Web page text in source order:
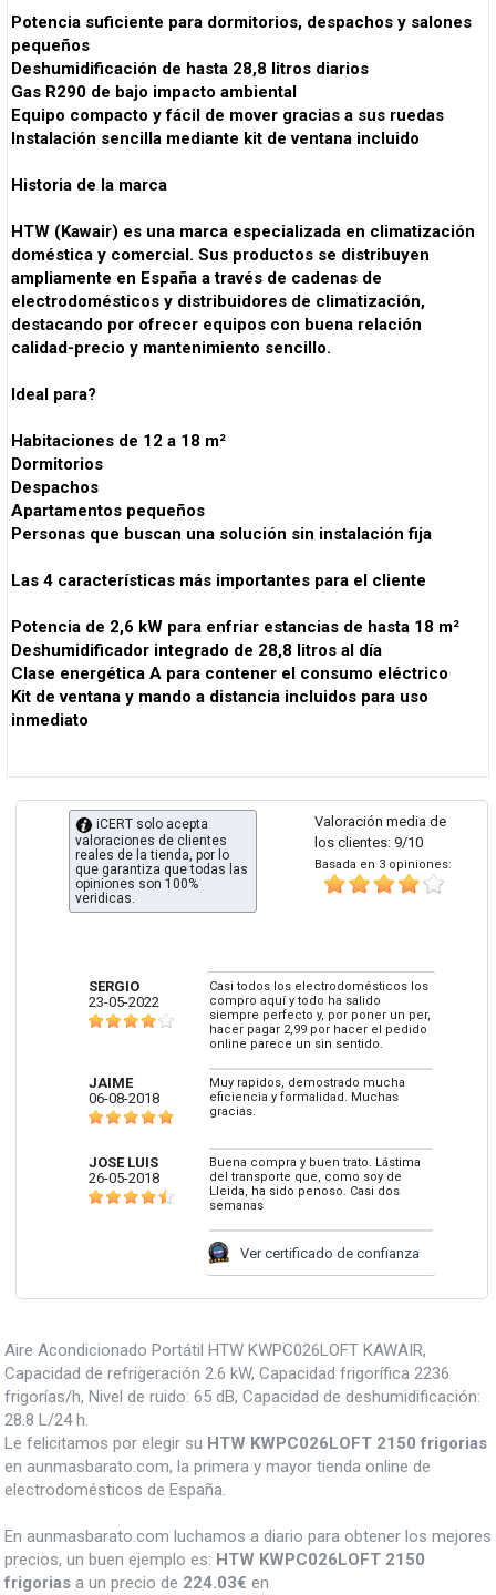
Potencia suficiente para dormitorios, despachos y salones
pequeños
Deshumidificación de hasta 28,8 litros diarios
Gas R290 de bajo impacto ambiental
Equipo compacto y fácil de mover gracias a sus ruedas
Instalación sencilla mediante kit de ventana incluido
Historia de la marca
HTW (Kawair) es una marca especializada en climatización
doméstica y comercial. Sus productos se distribuyen
ampliamente en España a través de cadenas de
electrodomésticos y distribuidores de climatización,
destacando por ofrecer equipos con buena relación
calidad-precio y mantenimiento sencillo.
Ideal para?
Habitaciones de 12 a 18 m²
Dormitorios
Despachos
Apartamentos pequeños
Personas que buscan una solución sin instalación fija
Las 4 características más importantes para el cliente
Potencia de 2,6 kW para enfriar estancias de hasta 18 m²
Deshumidificador integrado de 28,8 litros al día
Clase energética A para contener el consumo eléctrico
Kit de ventana y mando a distancia incluidos para uso
inmediato
Valoración media de
los clientes: 9/10
Basada en 3 opiniones:
iCERT solo acepta
valoraciones de clientes
reales de la tienda, por lo
que garantiza que todas las
opiniones son 100%
veridicas.
SERGIO
23-05-2022
Casi todos los electrodomésticos los
compro aquí y todo ha salido
siempre perfecto y, por poner un per,
hacer pagar 2,99 por hacer el pedido
online parece un sin sentido.
JAIME
06-08-2018
Muy rapidos, demostrado mucha
eficiencia y formalidad. Muchas
gracias.
JOSE LUIS
26-05-2018
Buena compra y buen trato. Lástima
del transporte que, como soy de
Lleida, ha sido penoso. Casi dos
semanas
Ver certificado de confianza
Aire Acondicionado Portátil HTW KWPC026LOFT KAWAIR,
Capacidad de refrigeración 2.6 kW, Capacidad frigorífica 2236
frigorías/h, Nivel de ruido: 65 dB, Capacidad de deshumidificación:
28.8 L/24 h.
Le felicitamos por elegir su HTW KWPC026LOFT 2150 frigorias
en aunmasbarato.com, la primera y mayor tienda online de
electrodomésticos de España.
En aunmasbarato.com luchamos a diario para obtener los mejores
precios, un buen ejemplo es: HTW KWPC026LOFT 2150
frigorias a un precio de 224.03€ en